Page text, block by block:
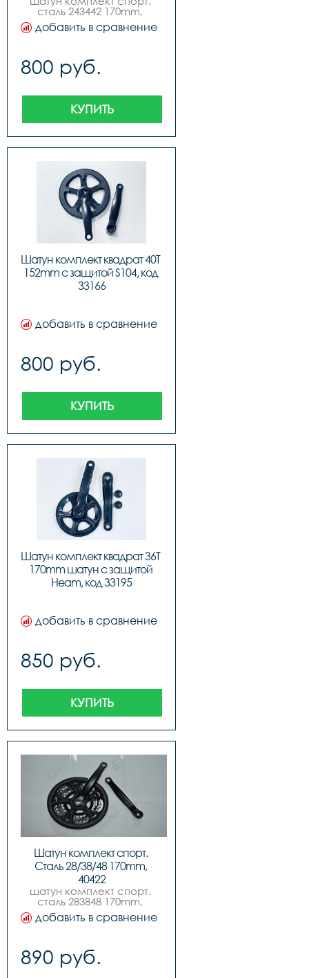
сталь 243442 170mm,
добавить в сравнение
800 руб.
КУПИТЬ
Шатун комплект квадрат 40T
152mm с защитой S104, код
33166
добавить в сравнение
800 руб.
КУПИТЬ
Шатун комплект квадрат 36T
170mm шатун с защитой
Heam, код 33195
добавить в сравнение
850 руб.
КУПИТЬ
Шатун комплект спорт.
Сталь 28/38/48 170mm,
40422
шатун комплект спорт.
сталь 283848 170mm,
добавить в сравнение
890 руб.